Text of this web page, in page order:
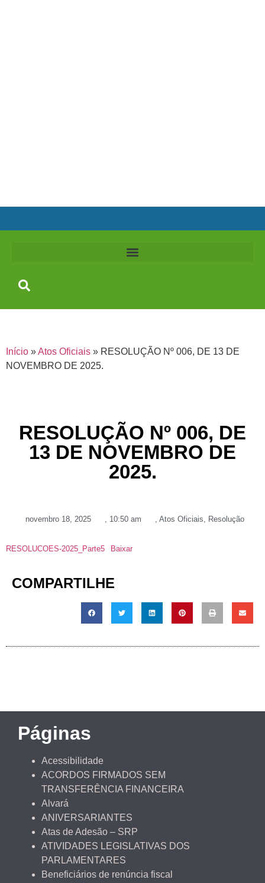
Início »Atos Oficiais » RESOLUÇÃO Nº 006, DE 13 DE
NOVEMBRO DE 2025.
RESOLUÇÃO Nº 006, DE
13 DE NOVEMBRO DE
2025.
novembro 18, 2025 , 10:50 am , Atos Oficiais, Resolução
RESOLUCOES-2025_Parte5 Baixar
COMPARTILHE
Páginas
Acessibilidade
ACORDOS FIRMADOS SEM
TRANSFERÊNCIA FINANCEIRA
Alvará
ANIVERSARIANTES
Atas de Adesão – SRP
ATIVIDADES LEGISLATIVAS DOS
PARLAMENTARES
Beneficiários de renúncia fiscal